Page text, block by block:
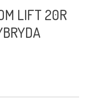
LIFT 20R